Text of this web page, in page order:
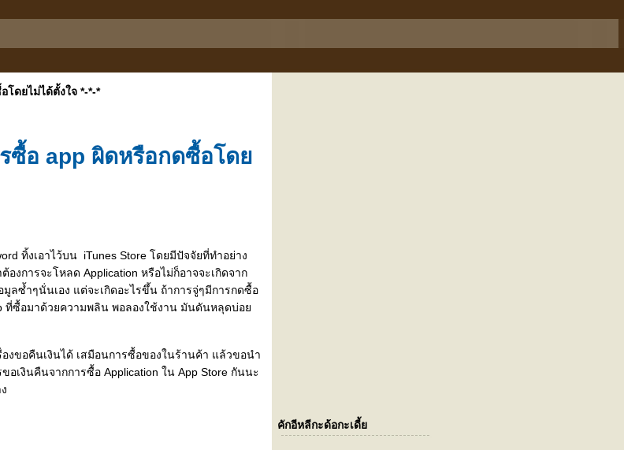
โดยไม่ได้ตั้งใจ *-*-*
รซื้อ app ผิดหรือกดซื้อโด
ทิ้งเอาไว้บน iTunes Store โดยมีปัจจัยที่ทำอย่าง
งการจะโหลด Application หรือไม่ก็อาจจะเกิดจาก
ลซ้ำๆนั่นเอง แต่จะเกิดอะไรขึ้น ถ้าการจู่ๆมีการกดซื้อ
ที่ซื้อมาด้วยความพลิน พอลองใช้งาน มันดันหลุดบ่อ
งขอคืนเงินได้ เสมือนการซื้อของในร้านค้า แล้วขอนำ
งินคืนจากการซื้อ Application ใน App Store กันนะ
คักอีหลีกะด้อกะเดี้